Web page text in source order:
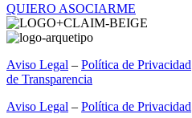
QUIERO ASOCIARME
Aviso Legal – Política de Privacidad
de Transparencia
Aviso Legal – Política de Privacidad